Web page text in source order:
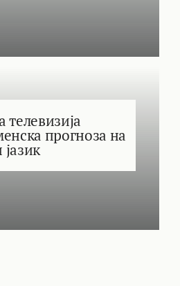
телевизија
прогноза на